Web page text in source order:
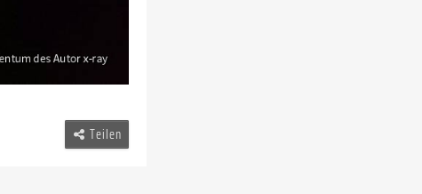
Teilen